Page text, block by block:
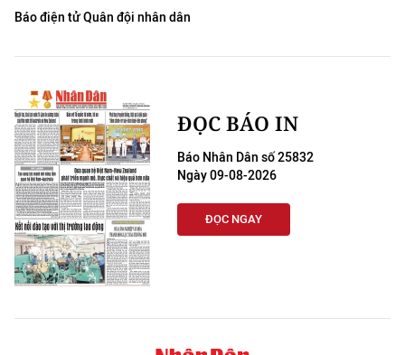
Báo điện tử Quân đội nhân dân
ĐỌC BÁO IN
Báo Nhân Dân số 25832
Ngày 09-08-2026
ĐỌC NGAY